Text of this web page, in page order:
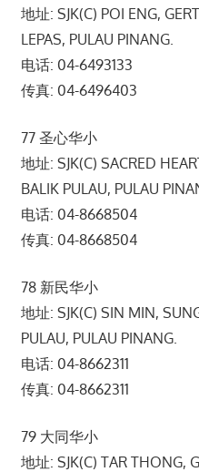
地址: SJK(C) POI ENG,
LEPAS, PULAU PINANG.
电话: 04-6493133
传真: 04-6496403
77 圣心华小
地址: SJK(C) SACRED
BALIK PULAU, PULAU
电话: 04-8668504
传真: 04-8668504
78 新民华小
地址: SJK(C) SIN MIN,
PULAU, PULAU PINANG.
电话: 04-8662311
传真: 04-8662311
79 大同华小
地址: SJK(C) TAR THONG,